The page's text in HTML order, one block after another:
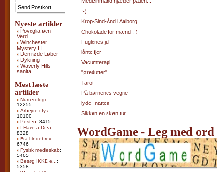
Send Postkort
Nyeste artikler
Poveglia øen -
Verd...
Winchester
Mystery H...
Den røde Løber
Dykning
Waverly Hills
sanita...
Mest læste
artikler
Numerologi - ... :
12255
Arbejde i fys... :
10100
Pesten: 8415
I Have a Drea... :
8328
Fra bindebrev... :
6746
Fysisk medieskab:
5465
Besøg IKKE e... :
5358
:-)
Krop-Sind-Ånd i Aalborg ...
Chokolade for mænd :-)
Fuglenes jul
lånte fjer
Vacumterapi
"øredutter"
Tarot
På børnenes vegne
lyde i natten
Sikken en skøn tur
WordGame - Leg med ord